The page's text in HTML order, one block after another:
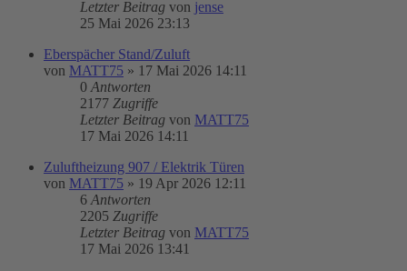
Letzter Beitrag von jense
25 Mai 2026 23:13
Eberspächer Stand/Zuluft
von MATT75 » 17 Mai 2026 14:11
0 Antworten
2177 Zugriffe
Letzter Beitrag von MATT75
17 Mai 2026 14:11
Zuluftheizung 907 / Elektrik Türen
von MATT75 » 19 Apr 2026 12:11
6 Antworten
2205 Zugriffe
Letzter Beitrag von MATT75
17 Mai 2026 13:41